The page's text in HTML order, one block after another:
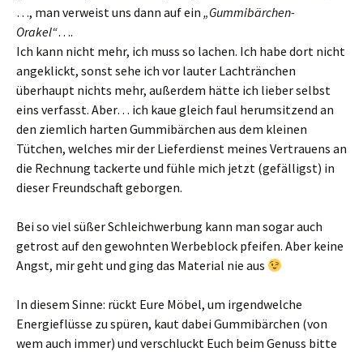
…, man verweist uns dann auf ein „Gummibärchen-
Orakel“….
Ich kann nicht mehr, ich muss so lachen. Ich habe dort nicht
angeklickt, sonst sehe ich vor lauter Lachtränchen
überhaupt nichts mehr, außerdem hätte ich lieber selbst
eins verfasst. Aber… ich kaue gleich faul herumsitzend an
den ziemlich harten Gummibärchen aus dem kleinen
Tütchen, welches mir der Lieferdienst meines Vertrauens an
die Rechnung tackerte und fühle mich jetzt (gefälligst) in
dieser Freundschaft geborgen.
Bei so viel süßer Schleichwerbung kann man sogar auch
getrost auf den gewohnten Werbeblock pfeifen. Aber keine
Angst, mir geht und ging das Material nie aus
In diesem Sinne: rückt Eure Möbel, um irgendwelche
Energieflüsse zu spüren, kaut dabei Gummibärchen (von
wem auch immer) und verschluckt Euch beim Genuss bitte